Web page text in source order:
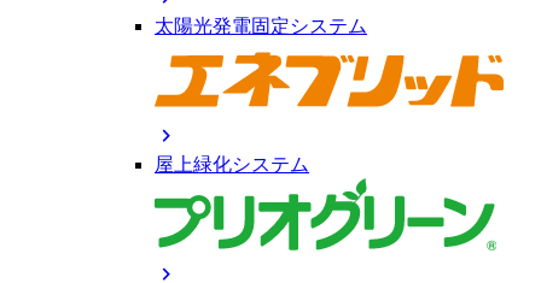
太陽光発電固定システム
chevron_right
屋上緑化システム
chevron_right